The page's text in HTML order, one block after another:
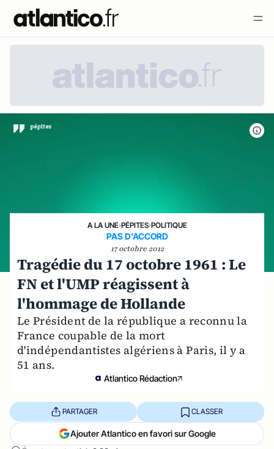
A LA UNE›PÉPITES›POLITIQUE
PAS D'ACCORD
17 octobre 2012
Tragédie du 17 octobre 1961 : Le
FN et l'UMP réagissent à
l'hommage de Hollande
Le Président de la république a reconnu la
France coupable de la mort
d'indépendantistes algériens à Paris, il y a
51 ans.
Atlantico Rédaction
PARTAGER CLASSER
Ajouter Atlantico en favori sur Google